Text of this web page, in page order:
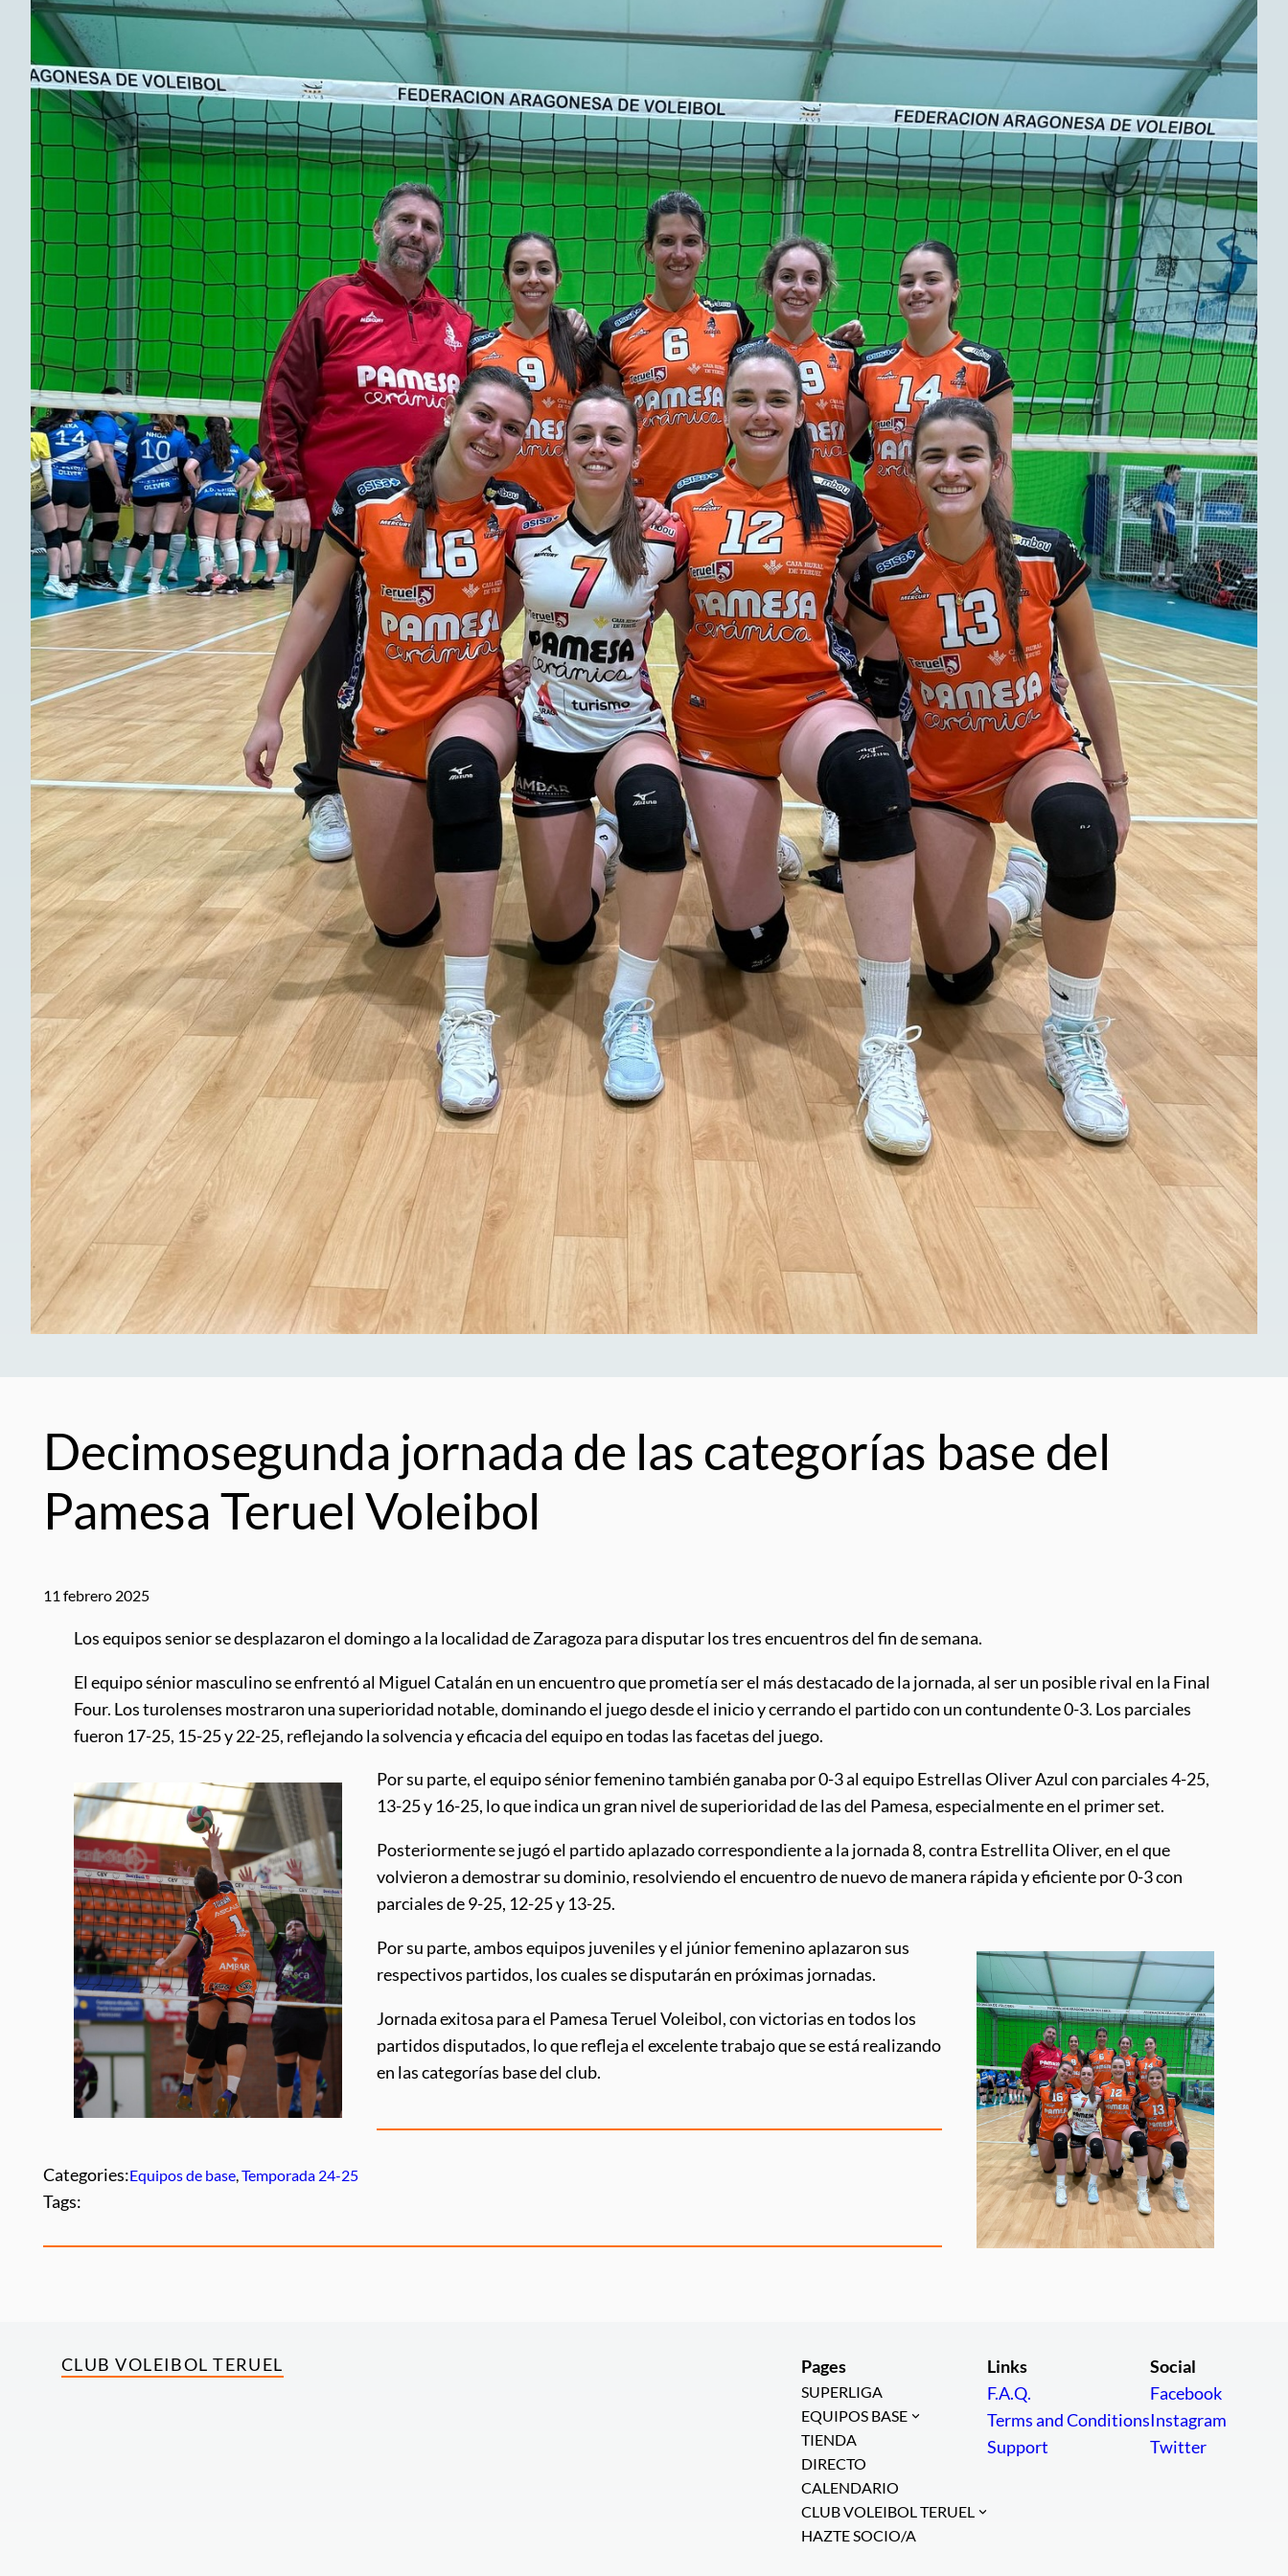
Decimosegunda jornada de las categorías base del
Pamesa Teruel Voleibol
11 febrero 2025
Los equipos senior se desplazaron el domingo a la localidad de Zaragoza para disputar los tres encuentros del fin de semana.
El equipo sénior masculino se enfrentó al Miguel Catalán en un encuentro que prometía ser el más destacado de la jornada, al ser un posible rival en la Final
Four. Los turolenses mostraron una superioridad notable, dominando el juego desde el inicio y cerrando el partido con un contundente 0-3. Los parciales
fueron 17-25, 15-25 y 22-25, reflejando la solvencia y eficacia del equipo en todas las facetas del juego.
Por su parte, el equipo sénior femenino también ganaba por 0-3 al equipo Estrellas Oliver Azul con parciales 4-25,
13-25 y 16-25, lo que indica un gran nivel de superioridad de las del Pamesa, especialmente en el primer set.
Posteriormente se jugó el partido aplazado correspondiente a la jornada 8, contra Estrellita Oliver, en el que
volvieron a demostrar su dominio, resolviendo el encuentro de nuevo de manera rápida y eficiente por 0-3 con
parciales de 9-25, 12-25 y 13-25.
Por su parte, ambos equipos juveniles y el júnior femenino aplazaron sus
respectivos partidos, los cuales se disputarán en próximas jornadas.
Jornada exitosa para el Pamesa Teruel Voleibol, con victorias en todos los
partidos disputados, lo que refleja el excelente trabajo que se está realizando
en las categorías base del club.
Categories:Equipos de base , Temporada 24-25
Tags:
CLUB VOLEIBOL TERUEL Pages
SUPERLIGA
EQUIPOS BASE
TIENDA
DIRECTO
CALENDARIO
CLUB VOLEIBOL TERUEL
HAZTE SOCIO/A
Links
F.A.Q.
Terms and Conditions
Support
Social
Facebook
Instagram
Twitter